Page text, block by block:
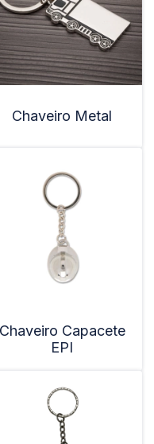
Chaveiro Metal
Chaveiro Capacete
EPI